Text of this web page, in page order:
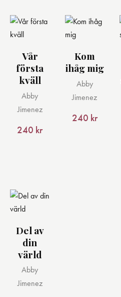
Vår
första
kväll
Abby
Jimenez
240 kr
Kom
ihåg mig
Abby
Jimenez
240 kr
Del av
din
värld
Abby
Jimenez
Den
produkten
flera